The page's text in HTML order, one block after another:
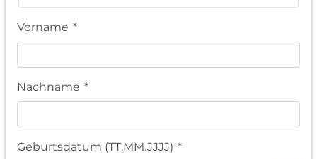
Vorname *
Nachname *
Geburtsdatum (TT.MM.JJJJ) *